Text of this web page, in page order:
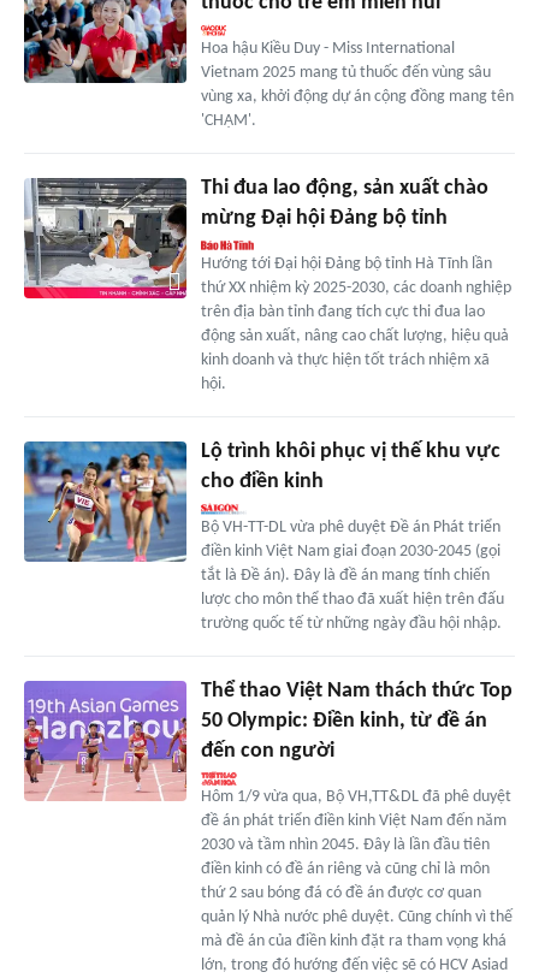
Hoa hậu Kiều Duy - Miss International
Vietnam 2025 mang tủ thuốc đến vùng sâu
vùng xa, khởi động dự án cộng đồng mang tên
'CHẠM'.
Thi đua lao động, sản xuất chào
mừng Đại hội Đảng bộ tỉnh
Hướng tới Đại hội Đảng bộ tỉnh Hà Tĩnh lần
thứ XX nhiệm kỳ 2025-2030, các doanh nghiệp
trên địa bàn tỉnh đang tích cực thi đua lao
động sản xuất, nâng cao chất lượng, hiệu quả
kinh doanh và thực hiện tốt trách nhiệm xã
hội.
Lộ trình khôi phục vị thế khu vực
cho điền kinh
Bộ VH-TT-DL vừa phê duyệt Đề án Phát triển
điền kinh Việt Nam giai đoạn 2030-2045 (gọi
tắt là Đề án). Đây là đề án mang tính chiến
lược cho môn thể thao đã xuất hiện trên đấu
trường quốc tế từ những ngày đầu hội nhập.
Thể thao Việt Nam thách thức Top
50 Olympic: Điền kinh, từ đề án
đến con người
Hôm 1/9 vừa qua, Bộ VH,TT&DL đã phê duyệt
đề án phát triển điền kinh Việt Nam đến năm
2030 và tầm nhìn 2045. Đây là lần đầu tiên
điền kinh có đề án riêng và cũng chỉ là môn
thứ 2 sau bóng đá có đề án được cơ quan
quản lý Nhà nước phê duyệt. Cũng chính vì thế
mà đề án của điền kinh đặt ra tham vọng khá
lớn, trong đó hướng đến việc sẽ có HCV Asiad